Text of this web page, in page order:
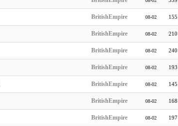
BritishEmpire 08-02 155
BritishEmpire 08-02 210
BritishEmpire 08-02 240
BritishEmpire 08-02 193
BritishEmpire 08-02 145
BritishEmpire 08-02 168
BritishEmpire 08-02 197